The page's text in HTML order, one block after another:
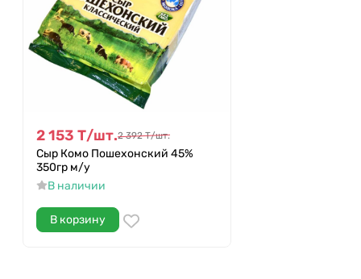
2 153 Т/шт.2 392 Т/шт.
Сыр Комо Пошехонский 45%
350гр м/у
В наличии
В корзину